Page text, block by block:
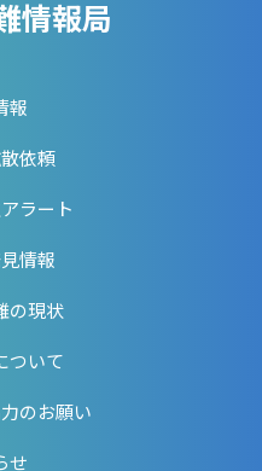
情報局
報
依頼
ラート
情報
の現状
ついて
のお願い
せ